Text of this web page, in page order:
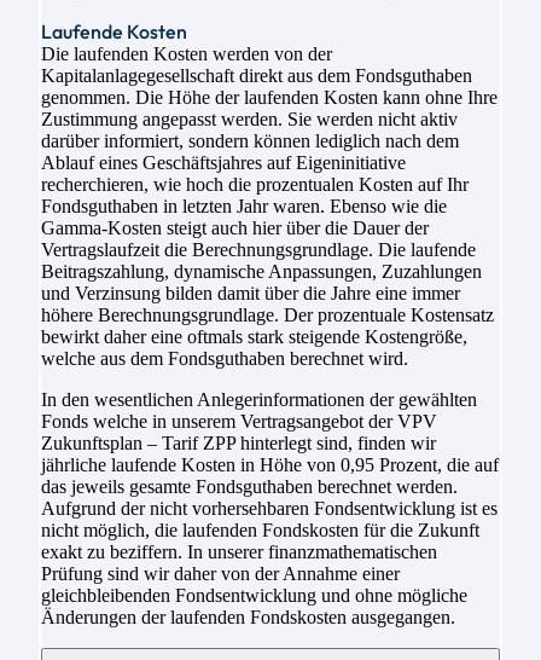
Laufende Kosten
Die laufenden Kosten werden von der
Kapitalanlagegesellschaft direkt aus dem Fondsguthaben
genommen. Die Höhe der laufenden Kosten kann ohne Ihre
Zustimmung angepasst werden. Sie werden nicht aktiv
darüber informiert, sondern können lediglich nach dem
Ablauf eines Geschäftsjahres auf Eigeninitiative
recherchieren, wie hoch die prozentualen Kosten auf Ihr
Fondsguthaben in letzten Jahr waren. Ebenso wie die
Gamma-Kosten steigt auch hier über die Dauer der
Vertragslaufzeit die Berechnungsgrundlage. Die laufende
Beitragszahlung, dynamische Anpassungen, Zuzahlungen
und Verzinsung bilden damit über die Jahre eine immer
höhere Berechnungsgrundlage. Der prozentuale Kostensatz
bewirkt daher eine oftmals stark steigende Kostengröße,
welche aus dem Fondsguthaben berechnet wird.
In den wesentlichen Anlegerinformationen der gewählten
Fonds welche in unserem Vertragsangebot der VPV
Zukunftsplan – Tarif ZPP hinterlegt sind, finden wir
jährliche laufende Kosten in Höhe von 0,95 Prozent, die auf
das jeweils gesamte Fondsguthaben berechnet werden.
Aufgrund der nicht vorhersehbaren Fondsentwicklung ist es
nicht möglich, die laufenden Fondskosten für die Zukunft
exakt zu beziffern. In unserer finanzmathematischen
Prüfung sind wir daher von der Annahme einer
gleichbleibenden Fondsentwicklung und ohne mögliche
Änderungen der laufenden Fondskosten ausgegangen.